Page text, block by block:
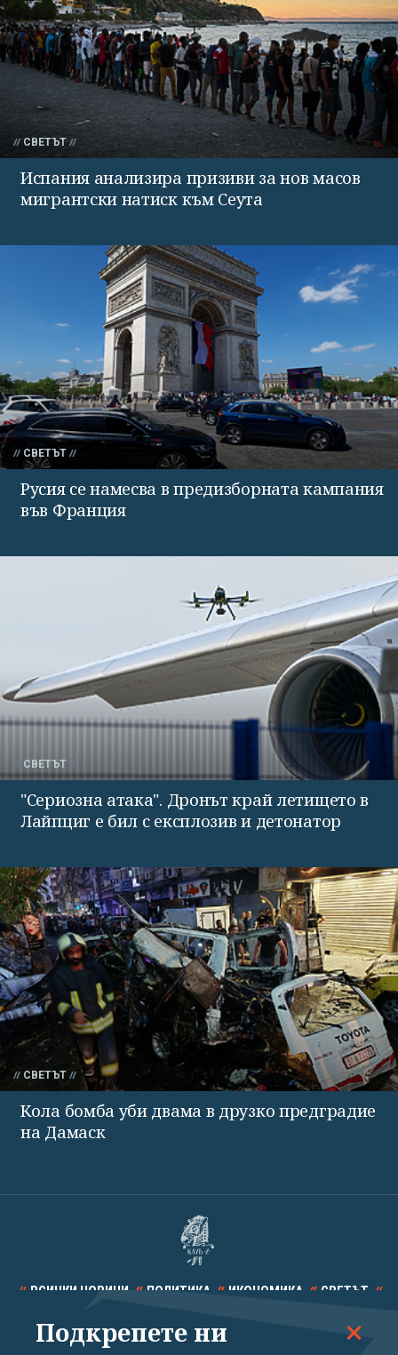
СВЕТЪТ
Испания анализира призиви за нов масов
мигрантски натиск към Сеута
СВЕТЪТ
Русия се намесва в предизборната кампания
във Франция
СВЕТЪТ
"Сериозна атака". Дронът край летището в
Лайпциг е бил с експлозив и детонатор
СВЕТЪТ
Кола бомба уби двама в друзко предградие
на Дамаск
ВСИЧКИ НОВИНИ ПОЛИТИКА ИКОНОМИКА СВЕТЪТ
СПОРТ КУЛТУРА ТЕХНОЛОГИИ КАЛЕЙДОСКОП
Подкрепете ни